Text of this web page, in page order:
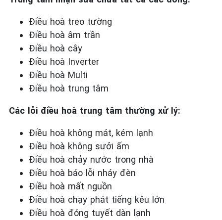
Điều hoà treo tường
Điều hoà âm trần
Điều hoà cây
Điều hoà Inverter
Điều hoà Multi
Điều hoà trung tâm
Các lỗi điều hoà trung tâm thường xử lý:
Điều hoà không mát, kém lạnh
Điều hoà không sưởi ấm
Điều hoà chảy nước trong nhà
Điều hoà báo lỗi nháy đèn
Điều hoà mất nguồn
Điều hoà chạy phát tiếng kêu lớn
Điều hoà đóng tuyết dàn lạnh